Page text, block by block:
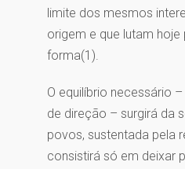
limite dos mesmos
origem e que lutam hoje
forma(1).
O equilíbrio necessário
de direção – surgirá da
povos, sustentada pela
consistirá só em deixar